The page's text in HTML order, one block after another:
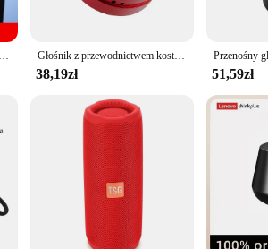
FM Bezprzewodowy głośnik Muzyka Mini Woofers Caixa De Som Coluna Lampa Bocina Głośnik z przewodnictwem kostnym 2025 kompatybilny z Bluetooth TWS bezprzewodowy dźwięk radia stereo głośnik koliber z radiem FM Dropshipping
38,19zł 51,59zł